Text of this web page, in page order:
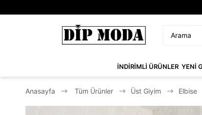
İNDİRİMLİ ÜRÜNLER YENİ
Anasayfa Tüm Ürünler Üst Giyim Elbise